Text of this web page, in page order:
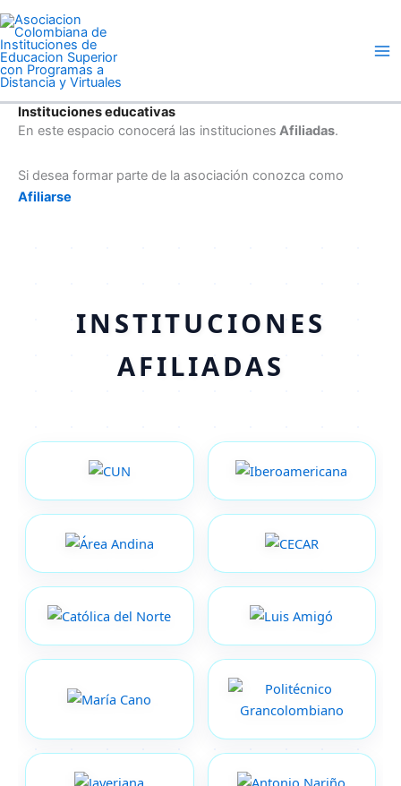
Ir
al
contenido
Instituciones educativas
En este espacio conocerá las instituciones Afiliadas.
Si desea formar parte de la asociación conozca como
Afiliarse
INSTITUCIONES
AFILIADAS